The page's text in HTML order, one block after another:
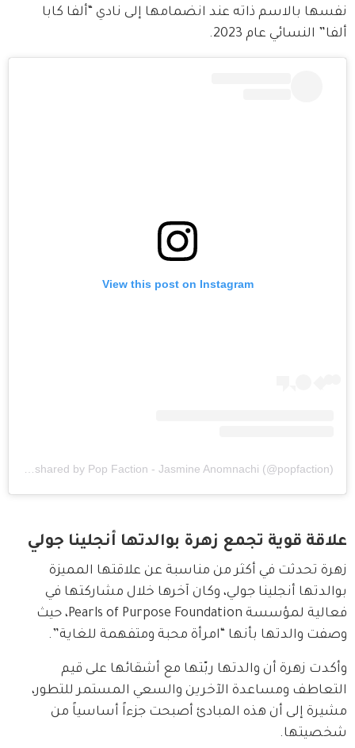
نفسها بالاسم ذاته عند انضمامها إلى نادي “ألفا كابا
ألفا” النسائي عام 2023.
View this post on Instagram
علاقة قوية تجمع زهرة بوالدتها أنجلينا جولي
زهرة تحدثت في أكثر من مناسبة عن علاقتها المميزة
بوالدتها أنجلينا جولي، وكان آخرها خلال مشاركتها في
فعالية لمؤسسة Pearls of Purpose Foundation، حيث
وصفت والدتها بأنها “امرأة محبة ومتفهمة للغاية”.
وأكدت زهرة أن والدتها ربّتها مع أشقائها على قيم
التعاطف ومساعدة الآخرين والسعي المستمر للتطور،
مشيرة إلى أن هذه المبادئ أصبحت جزءاً أساسياً من
شخصيتها.